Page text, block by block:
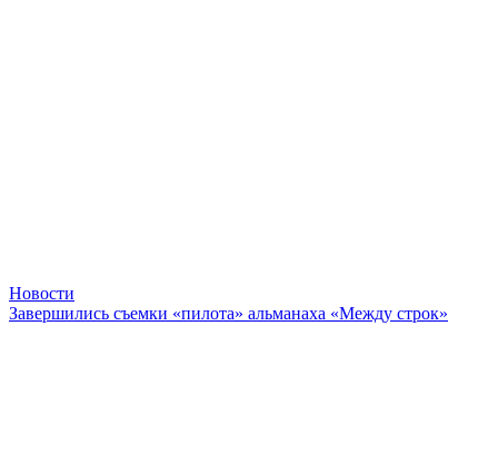
Новости
Завершились съемки «пилота» альманаха «Между строк»